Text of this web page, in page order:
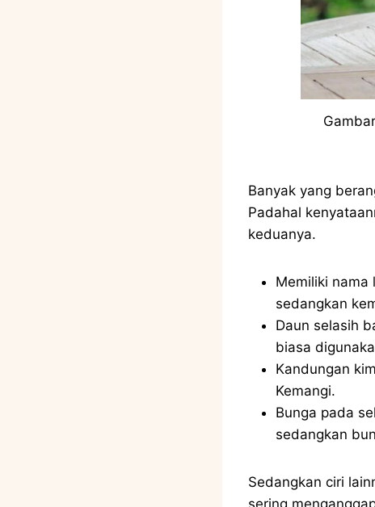
Banyak yang
Padahal
keduanya.
Memiliki nama
sedangkan
Daun selasih
biasa
Kandungan
Kemangi.
Bunga pada
sedangkan
Sedangkan ciri
sering